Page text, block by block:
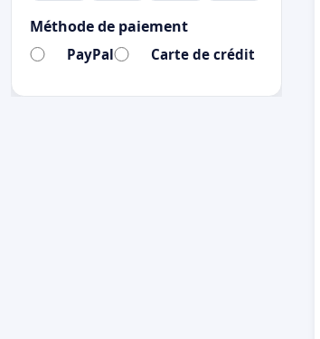
Méthode de paiement
PayPal Carte de crédit